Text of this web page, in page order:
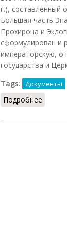
г.), составленный
Большая часть
Прохирона и
сформулирован и
императорскую, о
государства и
Tags:
Документы
Подробнее